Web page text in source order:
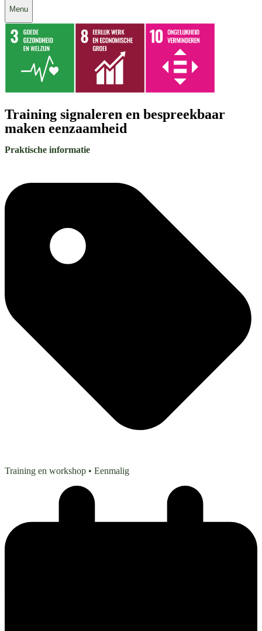
Menu
Training signaleren en bespreekbaar
maken eenzaamheid
Praktische informatie
Training en workshop • Eenmalig